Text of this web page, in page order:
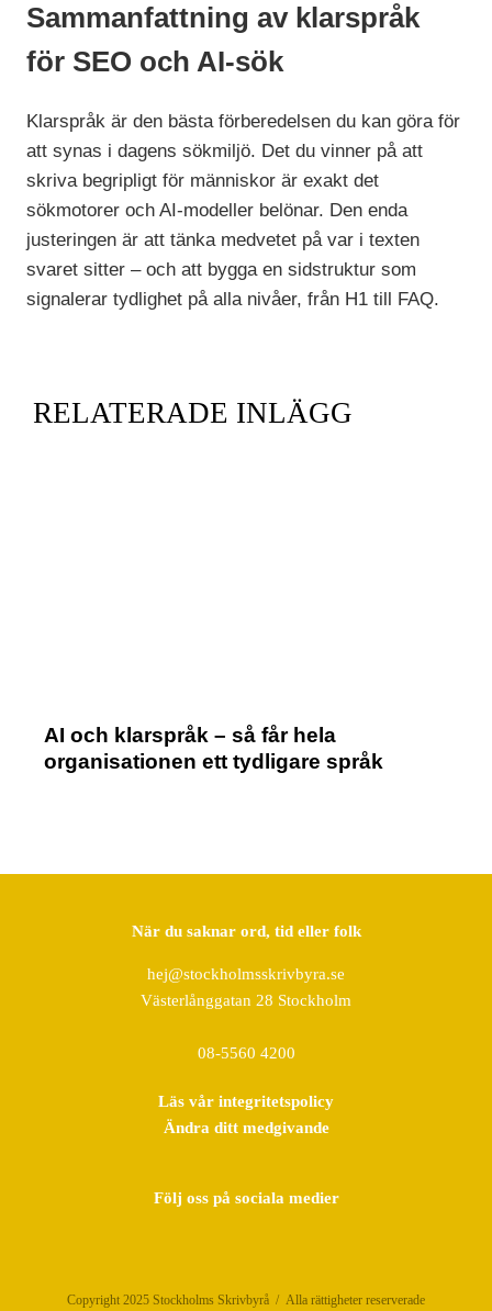
Sammanfattning av klarspråk
för SEO och AI-sök
Klarspråk är den bästa förberedelsen du kan göra för
att synas i dagens sökmiljö. Det du vinner på att
skriva begripligt för människor är exakt det
sökmotorer och AI-modeller belönar. Den enda
justeringen är att tänka medvetet på var i texten
svaret sitter – och att bygga en sidstruktur som
signalerar tydlighet på alla nivåer, från H1 till FAQ.
RELATERADE INLÄGG
AI och klarspråk – så får hela
organisationen ett tydligare språk
När du saknar ord, tid eller folk
hej@stockholmsskrivbyra.se
Västerlånggatan 28 Stockholm
08-5560 4200
Läs vår integritetspolicy
Ändra ditt medgivande
Följ oss på sociala medier
Copyright 2025 Stockholms Skrivbyrå / Alla rättigheter reserverade